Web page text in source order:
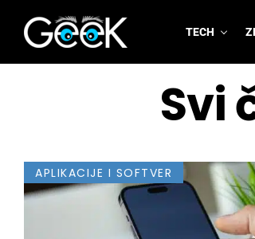
GeeK.hr
TECH
Svi
APLIKACIJE I SOFTVER